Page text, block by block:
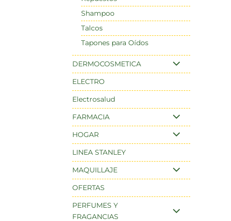
Shampoo
Talcos
Tapones para Oídos
DERMOCOSMETICA
ELECTRO
Electrosalud
FARMACIA
HOGAR
LINEA STANLEY
MAQUILLAJE
OFERTAS
PERFUMES Y
FRAGANCIAS